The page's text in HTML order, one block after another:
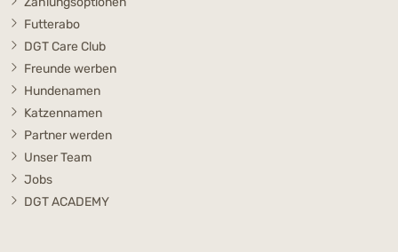
Futterabo
DGT Care Club
Freunde werben
Hundenamen
Katzennamen
Partner werden
Unser Team
Jobs
DGT ACADEMY